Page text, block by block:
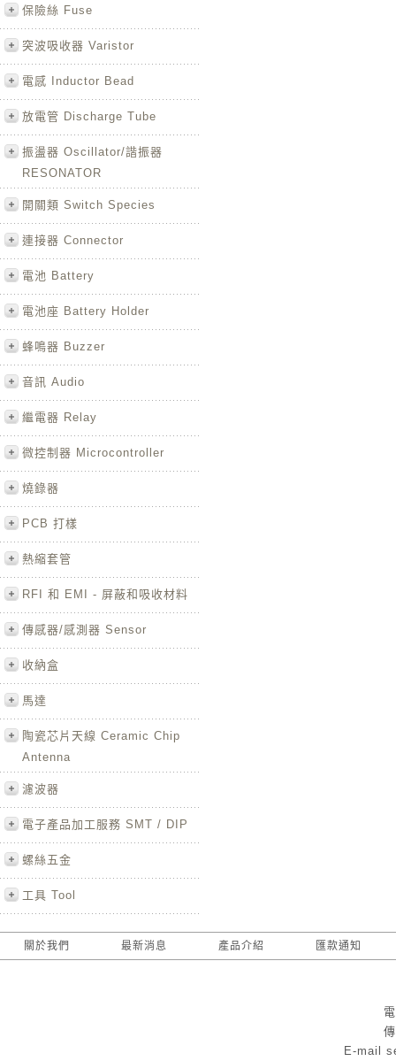
保險絲 Fuse
突波吸收器 Varistor
電感 Inductor Bead
放電管 Discharge Tube
振盪器 Oscillator/諧振器
RESONATOR
開關類 Switch Species
連接器 Connector
電池 Battery
電池座 Battery Holder
蜂鳴器 Buzzer
音訊 Audio
繼電器 Relay
微控制器 Microcontroller
燒錄器
PCB 打樣
熱縮套管
RFI 和 EMI - 屏蔽和吸收材料
傳感器/感測器 Sensor
收納盒
馬達
陶瓷芯片天線 Ceramic Chip
Antenna
濾波器
電子產品加工服務 SMT / DIP
螺絲五金
工具 Tool
關於我們 最新消息 產品介紹 匯款通知
E-mail